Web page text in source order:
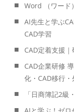
Word （ワード
AI先生と学ぶ
CAD学習
CAD定着支援
CAD企業研修
化・CAD移行
「日商簿記2級